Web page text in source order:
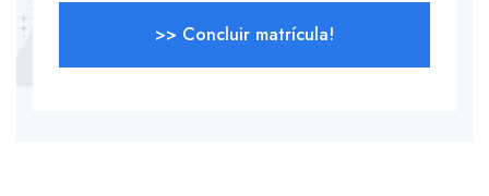
>> Concluir matrícula!